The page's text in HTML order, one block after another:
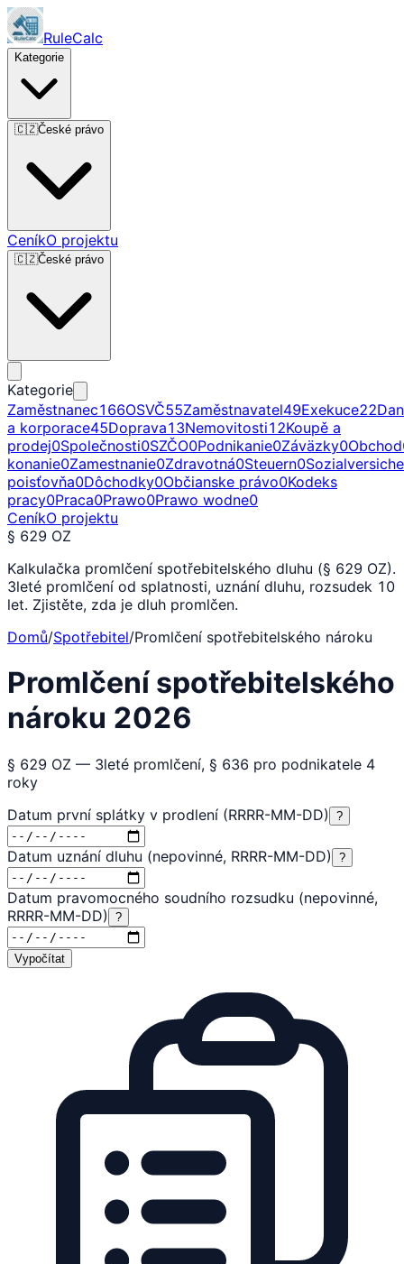
RuleCalc
Kategorie
🇨🇿České právo
CeníkO projektu
🇨🇿České právo
Kategorie
Zaměstnanec166OSVČ55Zaměstnavatel49Exekuce22
a korporace45Doprava13Nemovitosti12Koupě a
prodej0Společnosti0SZČO0Podnikanie0Záväzky0Obchod
konanie0Zamestnanie0Zdravotná0Steuern0
poisťovňa0Dôchodky0Občianske právo0Kodeks
pracy0Praca0Prawo0Prawo wodne0
CeníkO projektu
§ 629 OZ
Kalkulačka promlčení spotřebitelského dluhu (§ 629 OZ).
3leté promlčení od splatnosti, uznání dluhu, rozsudek 10
let. Zjistěte, zda je dluh promlčen.
Domů/Spotřebitel/Promlčení spotřebitelského nároku
Promlčení spotřebitelského
nároku 2026
§ 629 OZ — 3leté promlčení, § 636 pro podnikatele 4
roky
Datum první splátky v prodlení (RRRR-MM-DD)
?
Datum uznání dluhu (nepovinné, RRRR-MM-DD) ?
Datum pravomocného soudního rozsudku (nepovinné,
RRRR-MM-DD)
?
Vypočítat